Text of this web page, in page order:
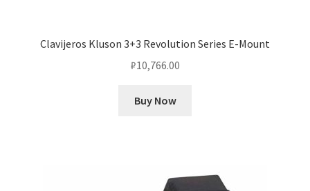
Clavijeros Kluson 3+3 Revolution Series E-Mount
₽10,766.00
Buy Now